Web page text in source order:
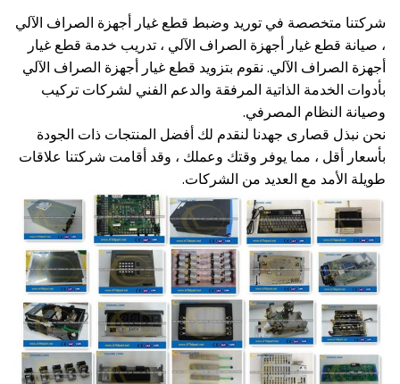
شركتنا متخصصة في توريد وضبط قطع غيار أجهزة الصراف الآلي
، صيانة قطع غيار أجهزة الصراف الآلي ، تدريب خدمة قطع غيار
أجهزة الصراف الآلي. نقوم بتزويد قطع غيار أجهزة الصراف الآلي
بأدوات الخدمة الذاتية المرفقة والدعم الفني لشركات تركيب
وصيانة النظام المصرفي.
نحن نبذل قصارى جهدنا لنقدم لك أفضل المنتجات ذات الجودة
بأسعار أقل ، مما يوفر وقتك وعملك ، وقد أقامت شركتنا علاقات
طويلة الأمد مع العديد من الشركات.